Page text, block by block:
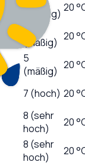
(niedrig) 20
3
(mäßig) 20
5
(mäßig) 20
7 (hoch) 20
8 (sehr
hoch)
20
8 (sehr
hoch)
20